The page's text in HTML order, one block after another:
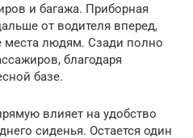
и багажа. Приборная
от водителя вперед,
места людям. Сзади полно
благодаря
базе.
влияет на удобство
сиденья. Остается один